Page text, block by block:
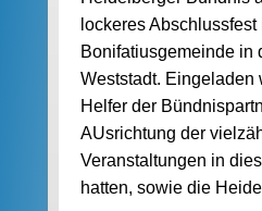
lockeres
Bonifatiusgemeinde in
Weststadt. Eingeladen
Helfer der
AUsrichtung der
Veranstaltungen in
hatten, sowie die